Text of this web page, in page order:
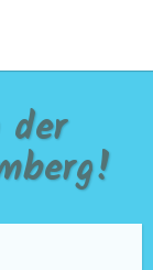
der